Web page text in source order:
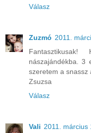
Válasz
Zuzmó 2011.
Fantasztikusak!
nászajándékba. 3
szeretem a snassz
Zsuzsa
Válasz
Vali 2011. március